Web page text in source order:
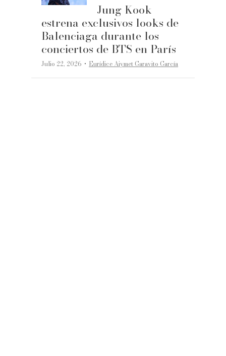
Jung Kook
estrena exclusivos looks de
Balenciaga durante los
conciertos de BTS en París
Julio 22, 2026 ·Eurídice Aiymet Garavito García